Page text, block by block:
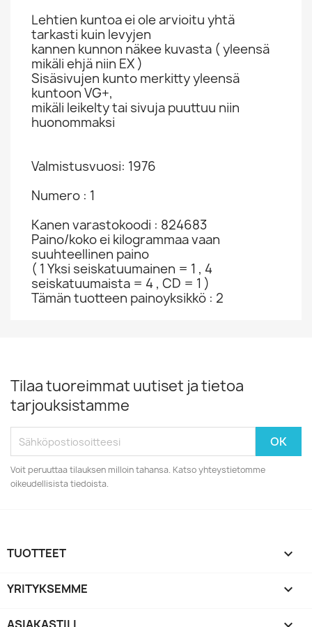
Lehtien kuntoa ei ole arvioitu yhtä
tarkasti kuin levyjen
kannen kunnon näkee kuvasta ( yleensä
mikäli ehjä niin EX )
Sisäsivujen kunto merkitty yleensä
kuntoon VG+,
mikäli leikelty tai sivuja puuttuu niin
huonommaksi
Valmistusvuosi: 1976
Numero : 1
Kanen varastokoodi : 824683
Paino/koko ei kilogrammaa vaan
suuhteellinen paino
( 1 Yksi seiskatuumainen = 1 , 4
seiskatuumaista = 4 , CD = 1 )
Tämän tuotteen painoyksikkö : 2
Tilaa tuoreimmat uutiset ja tietoa
tarjouksistamme
Voit peruuttaa tilauksen milloin tahansa. Katso yhteystietomme
oikeudellisista tiedoista.
TUOTTEET 
YRITYKSEMME 